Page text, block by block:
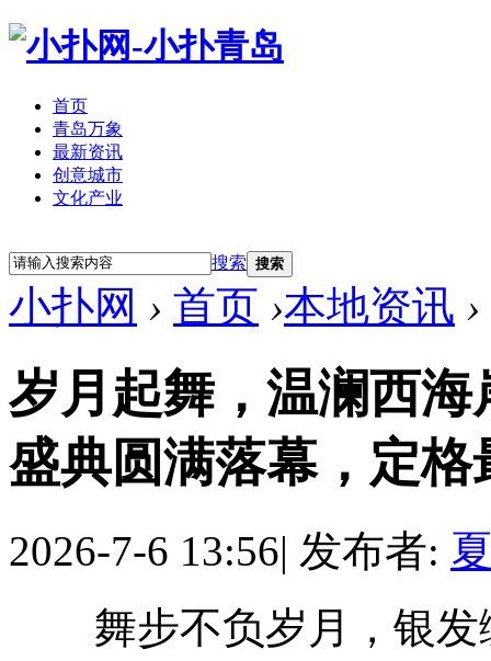
首页
青岛万象
最新资讯
创意城市
文化产业
搜索 搜索
小扑网 › 首页 ›本地资讯 ›
岁月起舞，温澜西
盛典圆满落幕，定格
2026-7-6 13:56| 发布者:
舞步不负岁月，银发